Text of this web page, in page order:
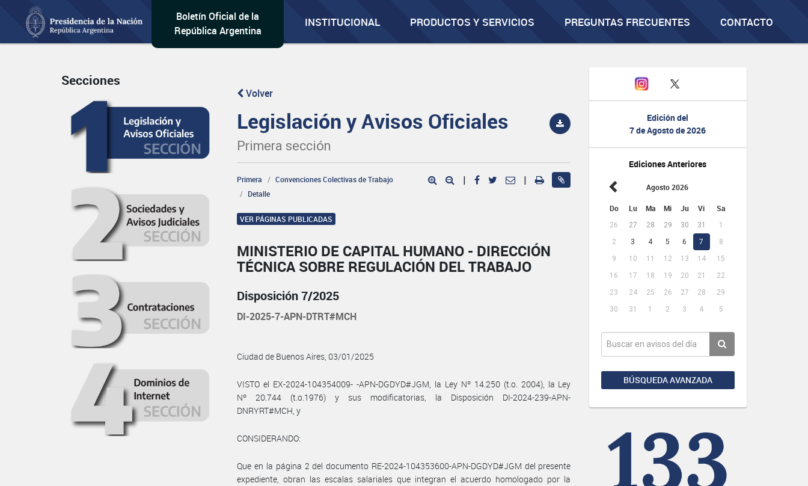
Boletín Oficial de la
República Argentina
INSTITUCIONAL PRODUCTOS Y SERVICIOS PREGUNTAS FRECUENTES CONTACTO
Edición del
7 de Agosto de 2026
Ediciones Anteriores
Agosto 2026
Do Lu Ma Mi Ju Vi Sa
26 27 28 29 30 31
1
2
3 4 5 6 7
8
9
10 11 12 13 14
15
16
17 18 19 20 21
22
23
24 25 26 27 28
29
30
31 1 2 3 4 5
BÚSQUEDA AVANZADA
Secciones
Volver
Legislación y Avisos Oficiales
Primera sección
Primera
Convenciones Colectivas de Trabajo
Detalle
| |
VER PÁGINAS PUBLICADAS
MINISTERIO DE CAPITAL HUMANO - DIRECCIÓN
TÉCNICA SOBRE REGULACIÓN DEL TRABAJO
Disposición 7/2025
DI-2025-7-APN-DTRT#MCH
Ciudad de Buenos Aires, 03/01/2025
VISTO el EX-2024-104354009- -APN-DGDYD#JGM, la Ley Nº 14.250 (t.o. 2004), la Ley
Nº 20.744 (t.o.1976) y sus modificatorias, la Disposición DI-2024-239-APN-
DNRYRT#MCH, y
CONSIDERANDO:
Que en la página 2 del documento RE-2024-104353600-APN-DGDYD#JGM del presente
expediente, obran las escalas salariales que integran el acuerdo homologado por la